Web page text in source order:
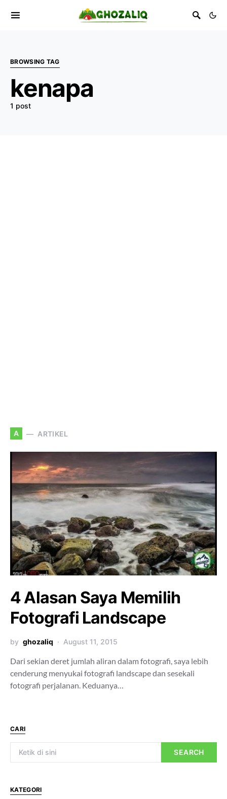
BROWSING TAG
kenapa
1 post
A ARTIKEL
4 Alasan Saya Memilih
Fotografi Landscape
by ghozaliq August 11, 2015
Dari sekian deret jumlah aliran dalam fotografi, saya lebih
cenderung menyukai fotografi landscape dan sesekali
fotografi perjalanan. Keduanya…
CARI
SEARCH
KATEGORI